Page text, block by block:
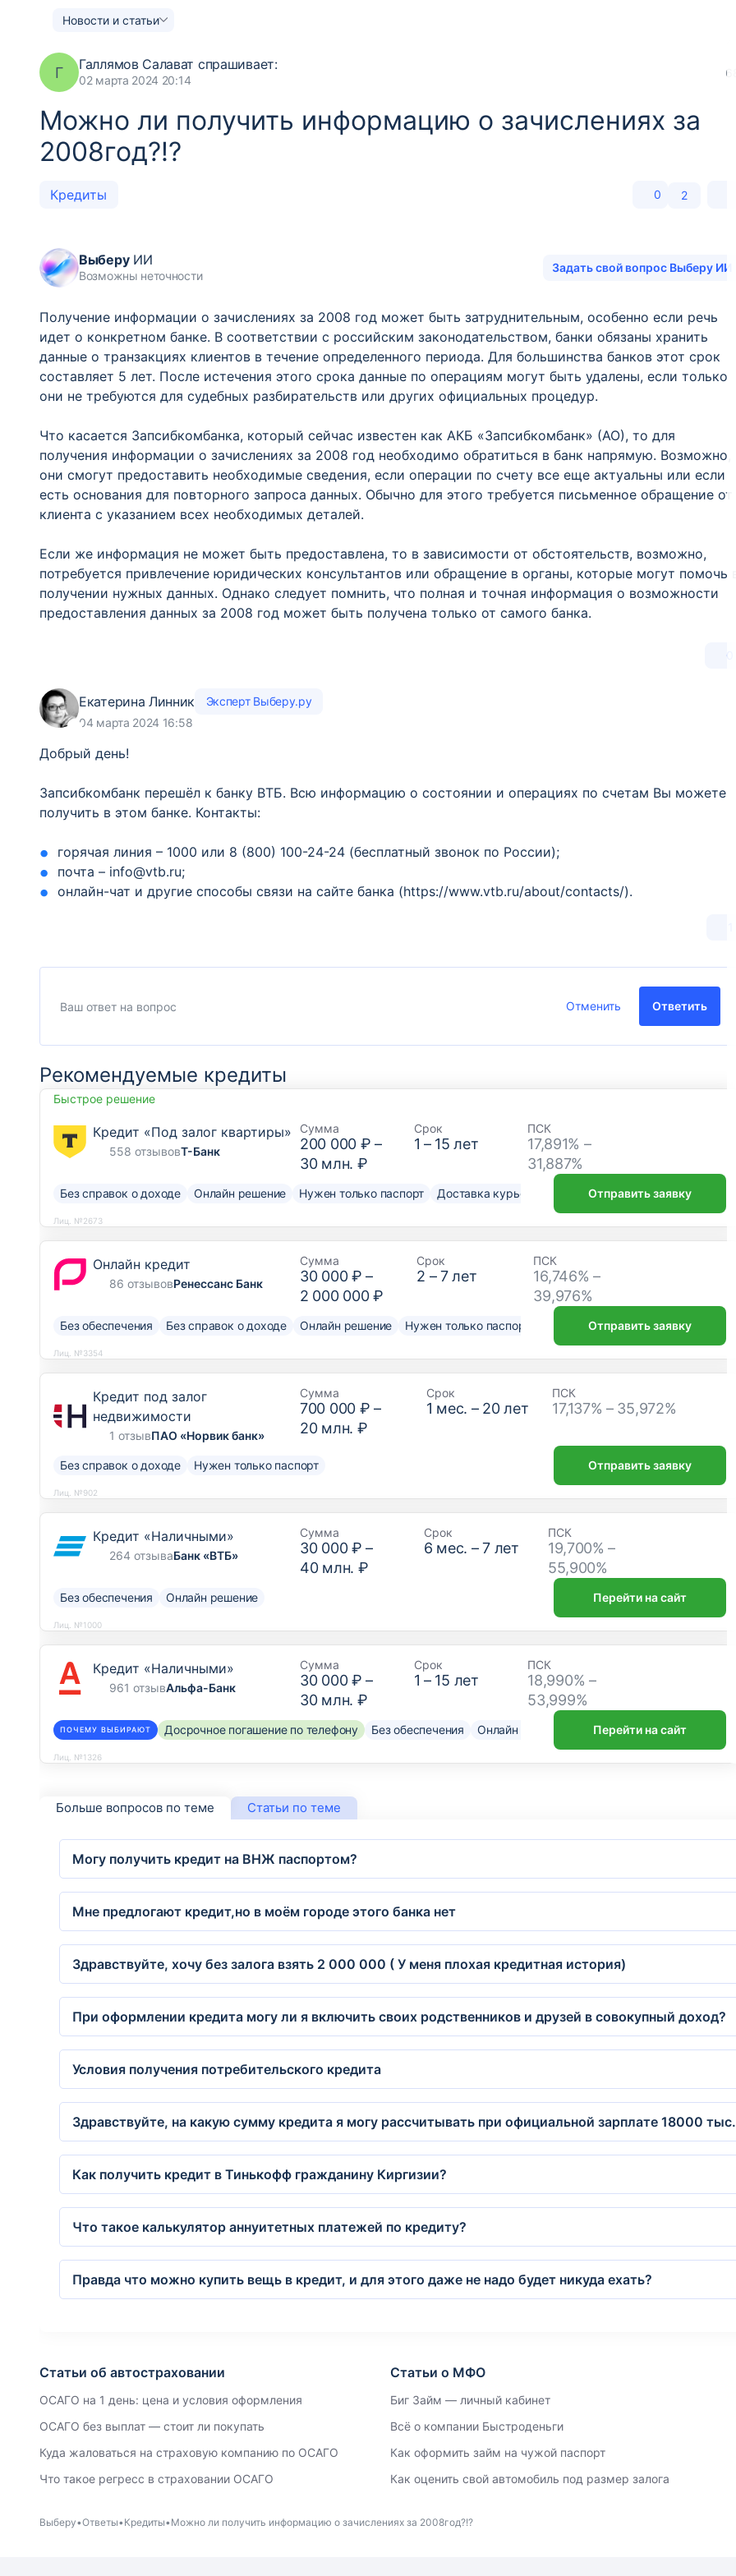
Новости и статьи
Г Галлямов Салават спрашивает:
02 марта 2024 20:14
68
Можно ли получить информацию о зачислениях за
2008год?!?
Кредиты 0 2
ВыберуИИ
Возможны неточности
Задать свой вопрос Выберу ИИ
Получение информации о зачислениях за 2008 год может быть затруднительным, особенно если речь
идет о конкретном банке. В соответствии с российским законодательством, банки обязаны хранить
данные о транзакциях клиентов в течение определенного периода. Для большинства банков этот срок
составляет 5 лет. После истечения этого срока данные по операциям могут быть удалены, если только
они не требуются для судебных разбирательств или других официальных процедур.
Что касается Запсибкомбанка, который сейчас известен как АКБ «Запсибкомбанк» (АО), то для
получения информации о зачислениях за 2008 год необходимо обратиться в банк напрямую. Возможно,
они смогут предоставить необходимые сведения, если операции по счету все еще актуальны или если
есть основания для повторного запроса данных. Обычно для этого требуется письменное обращение от
клиента с указанием всех необходимых деталей.
Если же информация не может быть предоставлена, то в зависимости от обстоятельств, возможно,
потребуется привлечение юридических консультантов или обращение в органы, которые могут помочь в
получении нужных данных. Однако следует помнить, что полная и точная информация о возможности
предоставления данных за 2008 год может быть получена только от самого банка.
0
Екатерина Линник
Эксперт Выберу.ру
04 марта 2024 16:58
Добрый день!
Запсибкомбанк перешёл к банку ВТБ. Всю информацию о состоянии и операциях по счетам Вы можете
получить в этом банке. Контакты:
горячая линия – 1000 или 8 (800) 100-24-24 (бесплатный звонок по России);
почта – info@vtb.ru;
онлайн-чат и другие способы связи на сайте банка (https://www.vtb.ru/about/contacts/).
Отменить Ответить
Рекомендуемые кредиты
Быстрое решение
Кредит «Под залог квартиры»
558 отзывовТ-Банк
Сумма
200 000 ₽ –
30 млн. ₽
Срок
1 – 15 лет
ПСК
17,891% –
31,887%
Без справок о доходе Онлайн решение Нужен только паспорт Доставка курьером Отправить заявку
Лиц. №2673
Онлайн кредит
86 отзывовРенессанс Банк
Сумма
30 000 ₽ –
2 000 000 ₽
Срок
2 –7лет
ПСК
16,746% –
39,976%
Без обеспечения Без справок о доходе Онлайн решение Нужен только паспорт Отправить заявку
Лиц. №3354
Кредит под залог
недвижимости
1 отзывПАО «Норвик банк»
Сумма
700 000 ₽ –
20 млн. ₽
Срок
1 мес. – 20лет
ПСК
17,137% – 35,972%
Без справок о доходе Нужен только паспорт Отправить заявку
Лиц. №902
Кредит «Наличными»
264 отзываБанк «ВТБ»
Сумма
30 000 ₽ –
40 млн. ₽
Срок
6 мес. –7лет
ПСК
19,700% –
55,900%
Без обеспечения Онлайн решение Перейти на сайт
Лиц. №1000
Кредит «Наличными»
961 отзывАльфа-Банк
Сумма
30 000 ₽ –
30 млн. ₽
Срок
1 – 15 лет
ПСК
18,990% –
53,999%
ПОЧЕМУ ВЫБИРАЮТ Досрочное погашение по телефону Без обеспечения Онлайн решение Нужен только паспорт
Перейти на сайт
Лиц. №1326
Больше вопросов по теме Статьи по теме
Могу получить кредит на ВНЖ паспортом?
Мне предлогают кредит,но в моём городе этого банка нет
Здравствуйте, хочу без залога взять 2 000 000 ( У меня плохая кредитная история)
При оформлении кредита могу ли я включить своих родственников и друзей в совокупный доход?
Условия получения потребительского кредита
Здравствуйте, на какую сумму кредита я могу рассчитывать при официальной зарплате 18000
Как получить кредит в Тинькофф гражданину Киргизии?
Что такое калькулятор аннуитетных платежей по кредиту?
Правда что можно купить вещь в кредит, и для этого даже не надо будет никуда ехать?
Статьи об автостраховании
ОСАГО на 1 день: цена и условия оформления
ОСАГО без выплат — стоит ли покупать
Куда жаловаться на страховую компанию по ОСАГО
Что такое регресс в страховании ОСАГО
Статьи о МФО
Биг Займ — личный кабинет
Всё о компании Быстроденьги
Как оформить займ на чужой паспорт
Как оценить свой автомобиль под размер залога
Выберу Ответы Кредиты Можно ли получить информацию о зачислениях за 2008год?!?